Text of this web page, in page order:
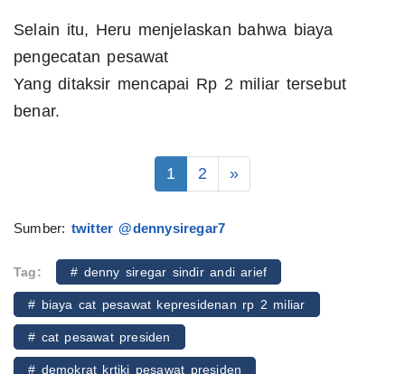
Selain itu, Heru menjelaskan bahwa biaya
pengecatan pesawat
Yang ditaksir mencapai Rp 2 miliar tersebut
benar.
1 2 »
Sumber: twitter @dennysiregar7
Tag: # denny siregar sindir andi arief
# biaya cat pesawat kepresidenan rp 2 miliar
# cat pesawat presiden
# demokrat krtiki pesawat presiden